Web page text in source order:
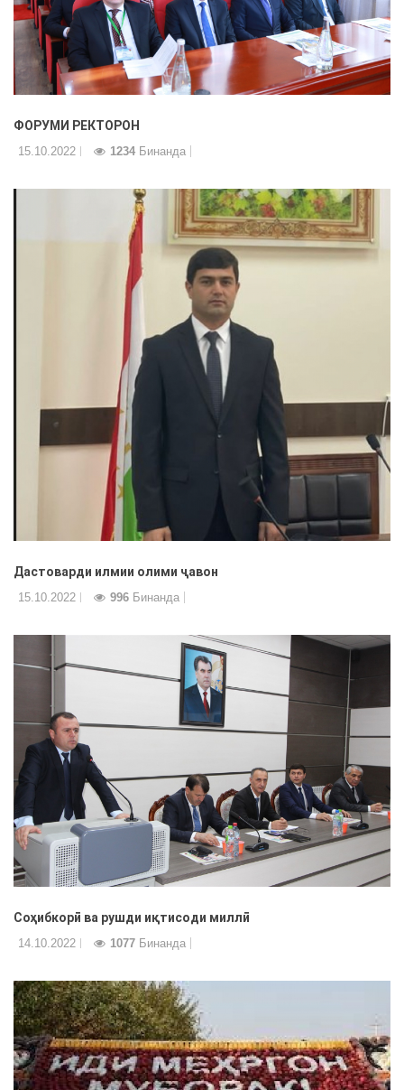
ФОРУМИ РЕКТОРОН
15.10.2022 1234 Бинанда
Дастоварди илмии олими ҷавон
15.10.2022 996 Бинанда
Соҳибкорӣ ва рушди иқтисоди миллӣ
14.10.2022 1077 Бинанда